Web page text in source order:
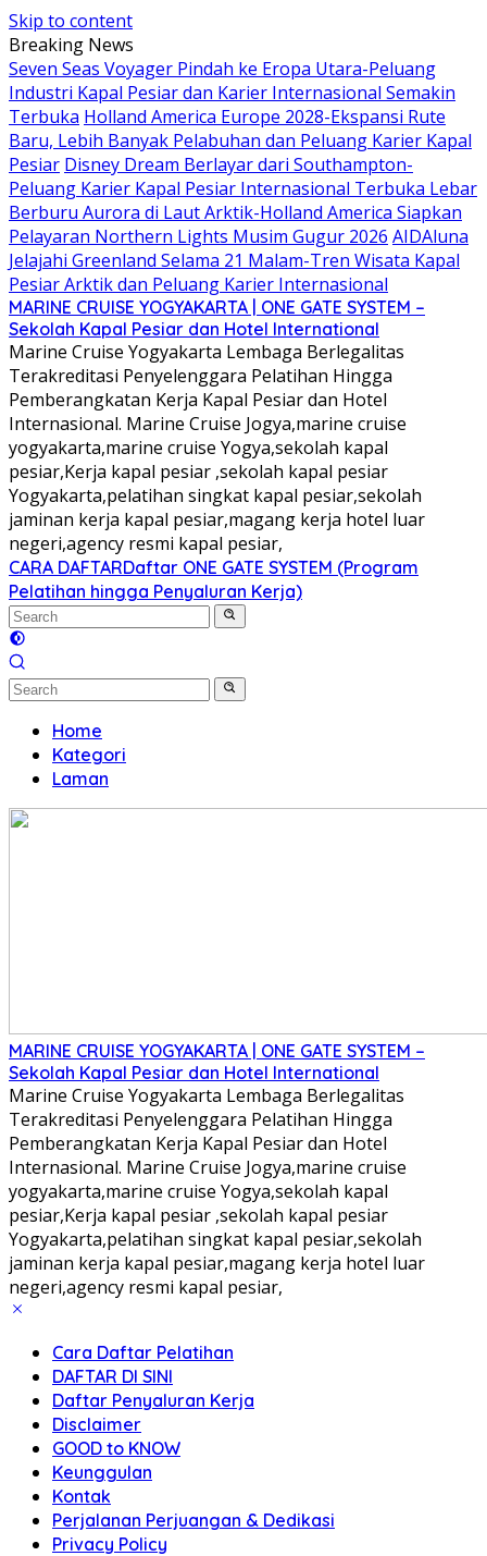
Skip to content
Breaking News
Seven Seas Voyager Pindah ke Eropa Utara-Peluang
Industri Kapal Pesiar dan Karier Internasional Semakin
Terbuka Holland America Europe 2028-Ekspansi Rute
Baru, Lebih Banyak Pelabuhan dan Peluang Karier Kapal
Pesiar Disney Dream Berlayar dari Southampton-
Peluang Karier Kapal Pesiar Internasional Terbuka Lebar
Berburu Aurora di Laut Arktik-Holland America Siapkan
Pelayaran Northern Lights Musim Gugur 2026 AIDAluna
Jelajahi Greenland Selama 21 Malam-Tren Wisata Kapal
Pesiar Arktik dan Peluang Karier Internasional
MARINE CRUISE YOGYAKARTA | ONE GATE SYSTEM –
Sekolah Kapal Pesiar dan Hotel International
Marine Cruise Yogyakarta Lembaga Berlegalitas
Terakreditasi Penyelenggara Pelatihan Hingga
Pemberangkatan Kerja Kapal Pesiar dan Hotel
Internasional. Marine Cruise Jogya,marine cruise
yogyakarta,marine cruise Yogya,sekolah kapal
pesiar,Kerja kapal pesiar ,sekolah kapal pesiar
Yogyakarta,pelatihan singkat kapal pesiar,sekolah
jaminan kerja kapal pesiar,magang kerja hotel luar
negeri,agency resmi kapal pesiar,
CARA DAFTARDaftar ONE GATE SYSTEM (Program
Pelatihan hingga Penyaluran Kerja)
Home
Kategori
Laman
MARINE CRUISE YOGYAKARTA | ONE GATE SYSTEM –
Sekolah Kapal Pesiar dan Hotel International
Marine Cruise Yogyakarta Lembaga Berlegalitas
Terakreditasi Penyelenggara Pelatihan Hingga
Pemberangkatan Kerja Kapal Pesiar dan Hotel
Internasional. Marine Cruise Jogya,marine cruise
yogyakarta,marine cruise Yogya,sekolah kapal
pesiar,Kerja kapal pesiar ,sekolah kapal pesiar
Yogyakarta,pelatihan singkat kapal pesiar,sekolah
jaminan kerja kapal pesiar,magang kerja hotel luar
negeri,agency resmi kapal pesiar,
Cara Daftar Pelatihan
DAFTAR DI SINI
Daftar Penyaluran Kerja
Disclaimer
GOOD to KNOW
Keunggulan
Kontak
Perjalanan Perjuangan & Dedikasi
Privacy Policy